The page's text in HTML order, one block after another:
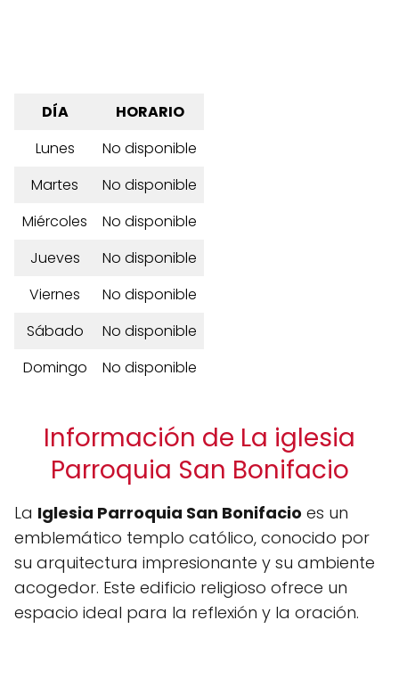
DÍA
HORARIO
Lunes
No disponible
Martes
No disponible
Miércoles
No disponible
Jueves
No disponible
Viernes
No disponible
Sábado
No disponible
Domingo
No disponible
Información de La iglesia
Parroquia San Bonifacio
La Iglesia Parroquia San Bonifacio es un
emblemático templo católico, conocido por
su arquitectura impresionante y su ambiente
acogedor. Este edificio religioso ofrece un
espacio ideal para la reflexión y la oración.